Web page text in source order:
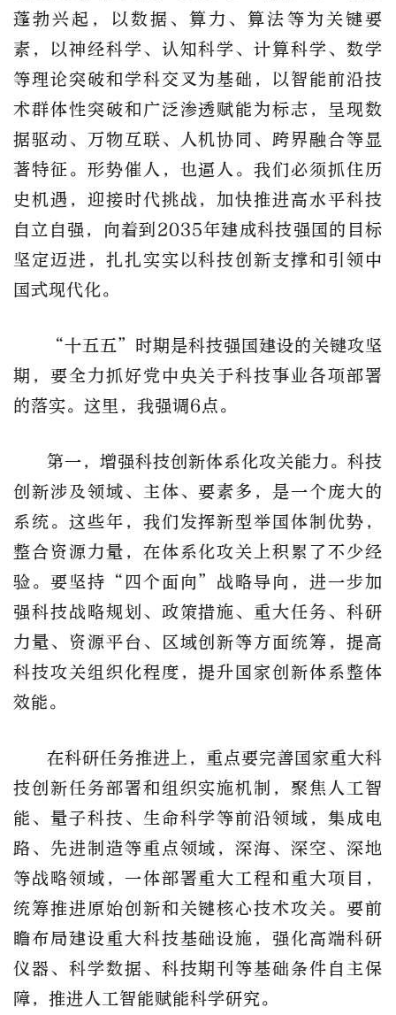
蓬勃兴起，以数据、算力、算法等为关键要
素，以神经科学、认知科学、计算科学、数学
等理论突破和学科交叉为基础，以智能前沿技
术群体性突破和广泛渗透赋能为标志，呈现数
据驱动、万物互联、人机协同、跨界融合等显
著特征。形势催人，也逼人。我们必须抓住历
史机遇，迎接时代挑战，加快推进高水平科技
自立自强，向着到2035年建成科技强国的目标
坚定迈进，扎扎实实以科技创新支撑和引领中
国式现代化。
“十五五”时期是科技强国建设的关键攻坚
期，要全力抓好党中央关于科技事业各项部署
的落实。这里，我强调6点。
第一，增强科技创新体系化攻关能力。科技
创新涉及领域、主体、要素多，是一个庞大的
系统。这些年，我们发挥新型举国体制优势，
整合资源力量，在体系化攻关上积累了不少经
验。要坚持“四个面向”战略导向，进一步加
强科技战略规划、政策措施、重大任务、科研
力量、资源平台、区域创新等方面统筹，提高
科技攻关组织化程度，提升国家创新体系整体
效能。
在科研任务推进上，重点要完善国家重大科
技创新任务部署和组织实施机制，聚焦人工智
能、量子科技、生命科学等前沿领域，集成电
路、先进制造等重点领域，深海、深空、深地
等战略领域，一体部署重大工程和重大项目，
统筹推进原始创新和关键核心技术攻关。要前
瞻布局建设重大科技基础设施，强化高端科研
仪器、科学数据、科技期刊等基础条件自主保
障，推进人工智能赋能科学研究。